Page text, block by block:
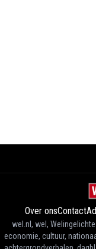
Over onsContact
wel.nl, wel,
economie, cultuur,